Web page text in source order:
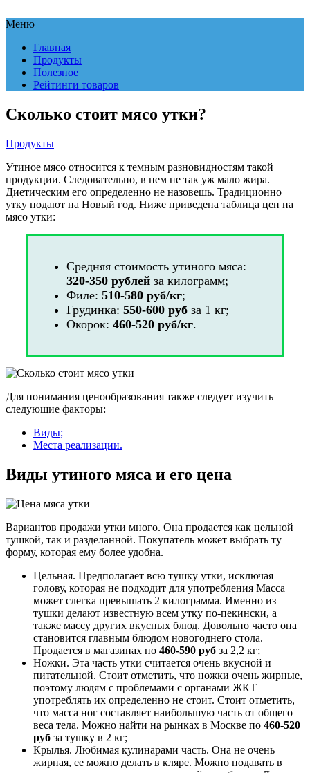
Меню
Главная
Продукты
Полезное
Рейтинги товаров
Сколько стоит мясо утки?
Продукты
Утиное мясо относится к темным разновидностям такой
продукции. Следовательно, в нем не так уж мало жира.
Диетическим его определенно не назовешь. Традиционно
утку подают на Новый год. Ниже приведена таблица цен на
мясо утки:
Средняя стоимость утиного мяса:
320-350 рублей за килограмм;
Филе: 510-580 руб/кг;
Грудинка: 550-600 руб за 1 кг;
Окорок: 460-520 руб/кг.
Для понимания ценообразования также следует изучить
следующие факторы:
Виды;
Места реализации.
Виды утиного мяса и его цена
Вариантов продажи утки много. Она продается как цельной
тушкой, так и разделанной. Покупатель может выбрать ту
форму, которая ему более удобна.
Цельная. Предполагает всю тушку утки, исключая
голову, которая не подходит для употребления Масса
может слегка превышать 2 килограмма. Именно из
тушки делают известную всем утку по-пекински, а
также массу других вкусных блюд. Довольно часто она
становится главным блюдом новогоднего стола.
Продается в магазинах по 460-590 руб за 2,2 кг;
Ножки. Эта часть утки считается очень вкусной и
питательной. Стоит отметить, что ножки очень жирные,
поэтому людям с проблемами с органами ЖКТ
употреблять их определенно не стоит. Стоит отметить,
что масса ног составляет наибольшую часть от общего
веса тела. Можно найти на рынках в Москве по 460-520
руб за тушку в 2 кг;
Крылья. Любимая кулинарами часть. Она не очень
жирная, ее можно делать в кляре. Можно подавать в